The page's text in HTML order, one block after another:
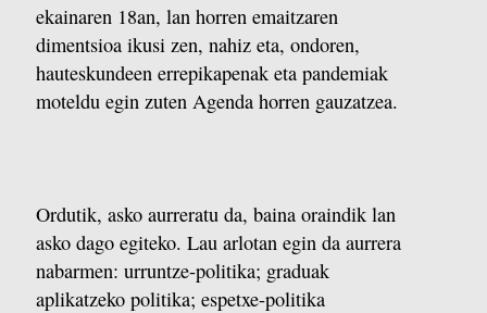
ekainaren 18an, lan horren emaitzaren
dimentsioa ikusi zen, nahiz eta, ondoren,
hauteskundeen errepikapenak eta pandemiak
moteldu egin zuten Agenda horren gauzatzea.
Ordutik, asko aurreratu da, baina oraindik lan
asko dago egiteko. Lau arlotan egin da aurrera
nabarmen: urruntze-politika; graduak
aplikatzeko politika; espetxe-politika